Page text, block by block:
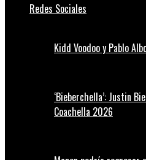
Redes Sociales
Kidd Voodoo y Pablo
‘Bieberchella’: Justin
Coachella 2026